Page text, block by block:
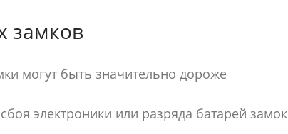
замков
могут быть значительно дороже
электроники или разряда батарей замок